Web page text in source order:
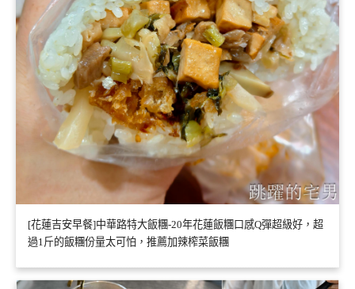
[花蓮吉安早餐]中華路特大飯糰-20年花蓮飯糰口感Q彈超級好，超
過1斤的飯糰份量太可怕，推薦加辣榨菜飯糰